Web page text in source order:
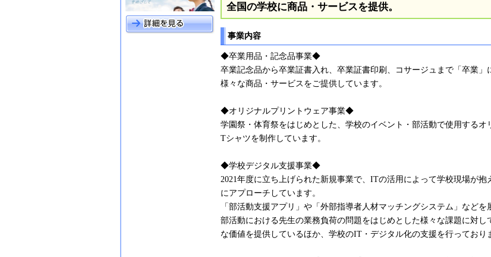
全国の学校に商品・サービスを提供。
事業内容
◆卒業用品・記念品事業◆
卒業記念品から卒業証書入れ、卒業証書印刷、コサージュまで「卒業」
様々な商品・サービスをご提供しています。
◆オリジナルプリントウェア事業◆
学園祭・体育祭をはじめとした、学校のイベント・部活動で使用するオ
Tシャツを制作しています。
◆学校デジタル支援事業◆
2021年度に立ち上げられた新規事業で、ITの活用によって学校現場が抱
にアプローチしています。
「部活動支援アプリ」や「外部指導者人材マッチングシステム」などを
部活動における先生の業務負荷の問題をはじめとした様々な課題に対し
な価値を提供しているほか、学校のIT・デジタル化の支援を行っており